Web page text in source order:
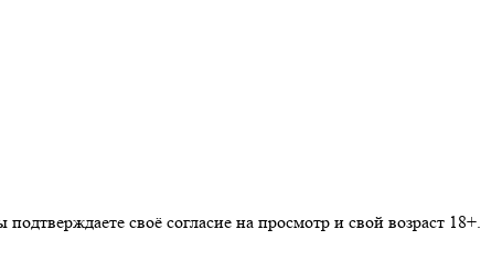
своё согласие на просмотр и свой возраст 18+.